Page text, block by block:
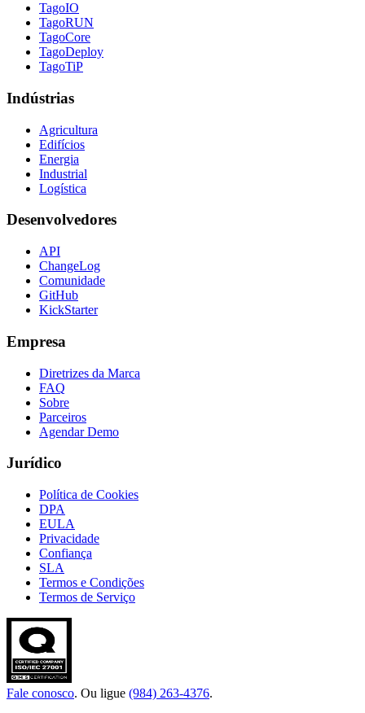
TagoIO
TagoRUN
TagoCore
TagoDeploy
TagoTiP
Indústrias
Agricultura
Edifícios
Energia
Industrial
Logística
Desenvolvedores
API
ChangeLog
Comunidade
GitHub
KickStarter
Empresa
Diretrizes da Marca
FAQ
Sobre
Parceiros
Agendar Demo
Jurídico
Política de Cookies
DPA
EULA
Privacidade
Confiança
SLA
Termos e Condições
Termos de Serviço
Fale conosco. Ou ligue (984) 263-4376.